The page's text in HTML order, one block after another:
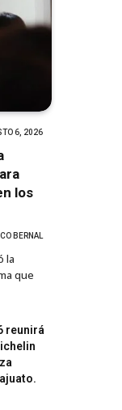
6, 2026
los
BERNAL
la
que
reunirá